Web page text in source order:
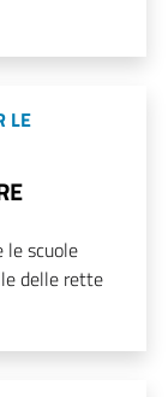
LE
le scuole
delle rette